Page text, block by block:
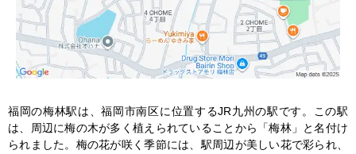
福岡の梅林駅は、福岡市南区に位置するJR九州の駅です。この駅
は、周辺に梅の木が多く植えられていることから「梅林」と名付け
られました。梅の花が咲く季節には、駅周辺が美しい花で彩られ、